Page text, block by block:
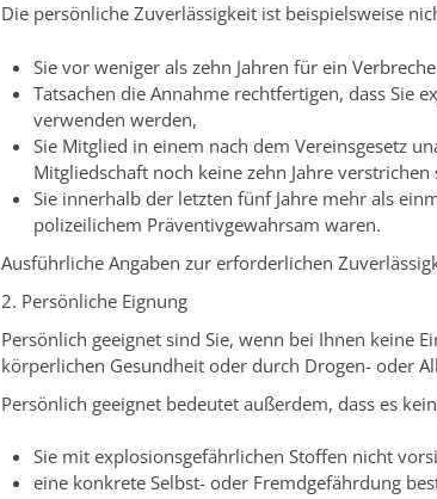
Die persönliche Zuverlässigkeit ist beispielsweise
Sie vor weniger als zehn Jahren für ein
Tatsachen die Annahme rechtfertigen, dass Sie
verwenden werden,
Sie Mitglied in einem nach dem Vereinsgesetz
Mitgliedschaft noch keine zehn Jahre
Sie innerhalb der letzten fünf Jahre mehr als
polizeilichem Präventivgewahrsam waren.
Ausführliche Angaben zur erforderlichen
2. Persönliche Eignung
Persönlich geeignet sind Sie, wenn bei Ihnen keine
körperlichen Gesundheit oder durch Drogen- oder
Persönlich geeignet bedeutet außerdem, dass es
Sie mit explosionsgefährlichen Stoffen nicht
eine konkrete Selbst- oder Fremdgefährdung